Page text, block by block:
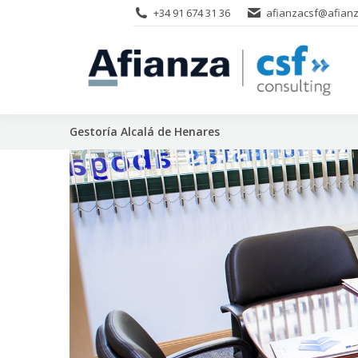
+34 91 674 31 36
Gestoría Alcalá de Henares